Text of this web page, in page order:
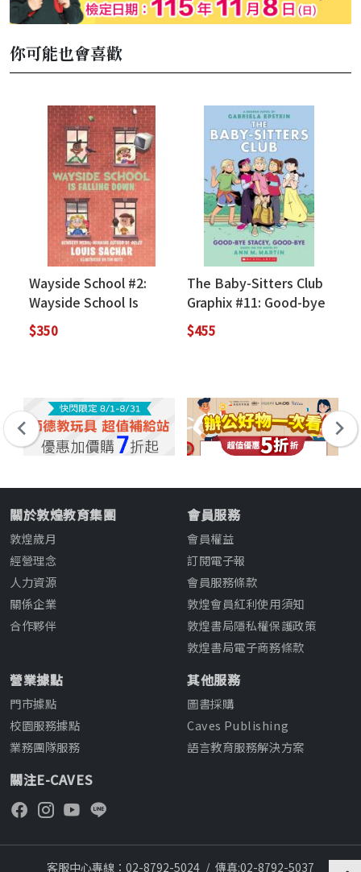
你可能也會喜歡
Wayside School #2:
Wayside School Is
Falling Down
$350
The Baby-Sitters Club
Graphix #11: Good-bye
Stacey, Good-bye
$455
關於敦煌教育集團
敦煌歲月
經營理念
人力資源
關係企業
合作夥伴
會員服務
會員權益
訂閱電子報
會員服務條款
敦煌會員紅利使用須知
敦煌書局隱私權保護政策
敦煌書局電子商務條款
營業據點
門市據點
校園服務據點
業務團隊服務
其他服務
圖書採購
Caves Publishing
語言教育服務解決方案
關注E-CAVES
客服中心專線：02-8792-5024 / 傳真:02-8792-5037